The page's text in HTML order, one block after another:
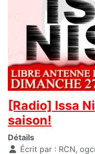
[Radio] Issa
saison!
Détails
Écrit par : RCN,